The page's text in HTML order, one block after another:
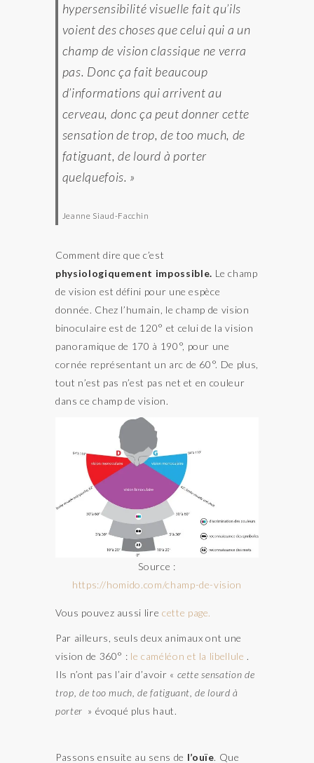
hypersensibilité visuelle fait qu’ils
voient des choses que celui qui a un
champ de vision classique ne verra
pas. Donc ça fait beaucoup
d’informations qui arrivent au
cerveau, donc ça peut donner cette
sensation de trop, de too much, de
fatiguant, de lourd à porter
quelquefois. »
Jeanne Siaud-Facchin
Comment dire que c’est
physiologiquement impossible. Le champ
de vision est défini pour une espèce
donnée. Chez l’humain, le champ de vision
binoculaire est de 120° et celui de la vision
panoramique de 170 à 190°, pour une
cornée représentant un arc de 60°. De plus,
tout n’est pas n’est pas net et en couleur
dans ce champ de vision.
Source :
https://homido.com/champ-de-vision
Vous pouvez aussi lire cette page.
Par ailleurs, seuls deux animaux ont une
vision de 360° : le caméléon et la libellule .
Ils n’ont pas l’air d’avoir « cette sensation de
trop, de too much, de fatiguant, de lourd à
porter » évoqué plus haut.
Passons ensuite au sens de l’ouïe. Que